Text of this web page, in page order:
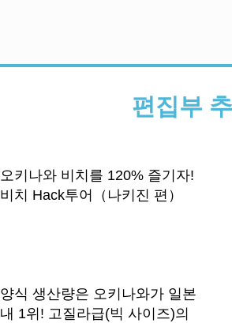
편집부
오키나와 비치를 120% 즐기자!
비치 Hack투어（나키진 편）
양식 생산량은 오키나와가 일본
내 1위! 고질라급(빅 사이즈)의